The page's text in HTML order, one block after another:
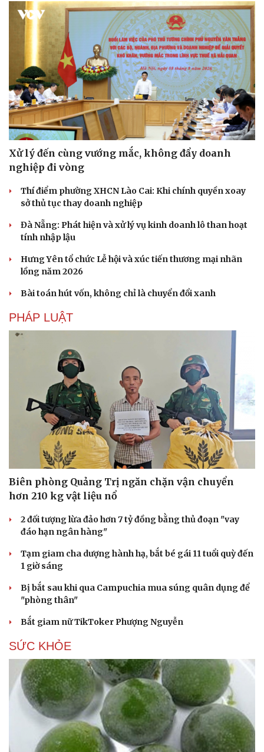
Du lịch
Tư vấn
Săn Tour
Podcast
Câu chuyện thời sự
Kể chuyện cho bé
Xử lý đến cùng vướng mắc, không đẩy doanh
nghiệp đi vòng
Thí điểm phường XHCN Lào Cai: Khi chính quyền xoay
sở thủ tục thay doanh nghiệp
Đà Nẵng: Phát hiện và xử lý vụ kinh doanh lô than hoạt
tính nhập lậu
Hưng Yên tổ chức Lễ hội và xúc tiến thương mại nhãn
lồng năm 2026
Bài toán hút vốn, không chỉ là chuyển đổi xanh
PHÁP LUẬT
Biên phòng Quảng Trị ngăn chặn vận chuyển
hơn 210 kg vật liệu nổ
2 đối tượng lừa đảo hơn 7 tỷ đồng bằng thủ đoạn "vay
đáo hạn ngân hàng"
Tạm giam cha dượng hành hạ, bắt bé gái 11 tuổi quỳ đến
1 giờ sáng
Bị bắt sau khi qua Campuchia mua súng quân dụng để
"phòng thân"
Bắt giam nữ TikToker Phượng Nguyễn
SỨC KHỎE